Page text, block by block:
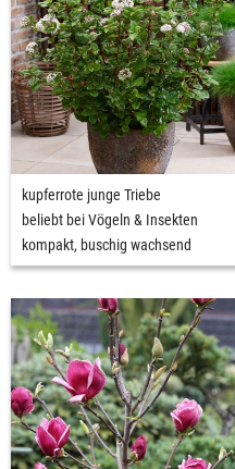
kupferrote junge Triebe
beliebt bei Vögeln & Insekten
kompakt, buschig wachsend